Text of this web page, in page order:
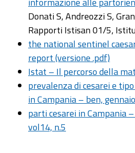
Donati S, Andreozzi S,
Rapporti Istisan 01/5,
the national sentinel
report (versione .pdf)
Istat – Il percorso della
prevalenza di cesarei e
in Campania – ben,
parti cesarei in Campania
vol14, n.5